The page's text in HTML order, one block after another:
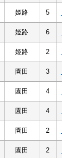
姫路 5
姫路 6
姫路 2
園田 3
園田 4
園田 4
園田 2
園田 2